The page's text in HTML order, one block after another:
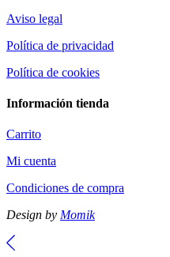
Aviso legal
Política de privacidad
Política de cookies
Información tienda
Carrito
Mi cuenta
Condiciones de compra
Design by Momik